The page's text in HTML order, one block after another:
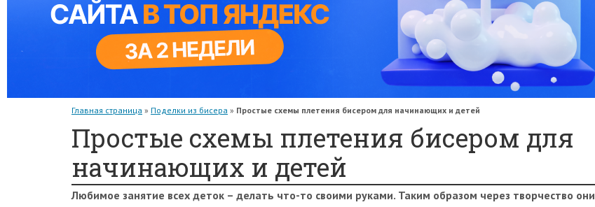
Главная страница » Поделки из бисера » Простые схемы плетения бисером для начинающих и детей
Простые схемы плетения бисером для
начинающих и детей
Любимое занятие всех деток – делать что-то своими руками. Таким образом через творчество они